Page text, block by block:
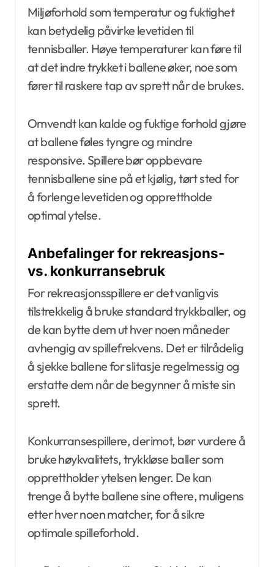
Miljøforhold som temperatur og fuktighet
kan betydelig påvirke levetiden til
tennisballer. Høye temperaturer kan føre til
at det indre trykket i ballene øker, noe som
fører til raskere tap av sprett når de brukes.
Omvendt kan kalde og fuktige forhold gjøre
at ballene føles tyngre og mindre
responsive. Spillere bør oppbevare
tennisballene sine på et kjølig, tørt sted for
å forlenge levetiden og opprettholde
optimal ytelse.
Anbefalinger for rekreasjons-
vs. konkurransebruk
For rekreasjonsspillere er det vanligvis
tilstrekkelig å bruke standard trykkballer, og
de kan bytte dem ut hver noen måneder
avhengig av spillefrekvens. Det er tilrådelig
å sjekke ballene for slitasje regelmessig og
erstatte dem når de begynner å miste sin
sprett.
Konkurransespillere, derimot, bør vurdere å
bruke høykvalitets, trykkløse baller som
opprettholder ytelsen lenger. De kan
trenge å bytte ballene sine oftere, muligens
etter hver noen matcher, for å sikre
optimale spilleforhold.